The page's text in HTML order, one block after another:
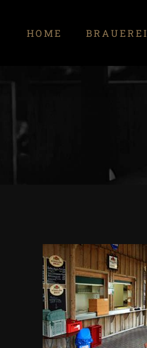
HOME BRAUEREI